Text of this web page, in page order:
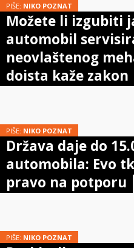
PIŠE: NIKO POZNAT
Možete li izgubiti
automobil
neovlaštenog
doista kaže zakon
PIŠE: NIKO POZNAT
Država daje do
automobila: Evo
pravo na potporu
PIŠE: NIKO POZNAT